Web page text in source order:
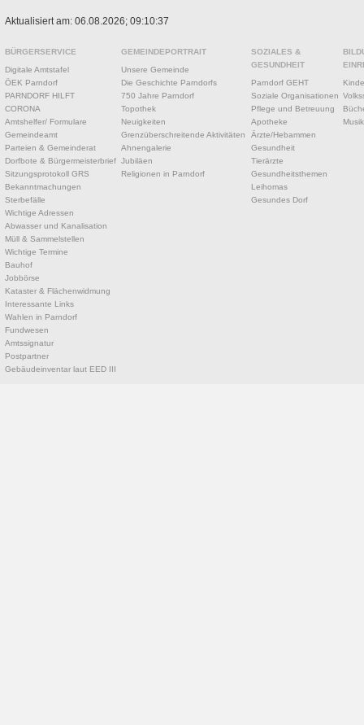
Aktualisiert am: 06.08.2026; 09:10:37
BÜRGERSERVICE
Digitale Amtstafel
ÖEK Parndorf
PARNDORF HILFT
CORONA
Amtshelfer/ Formulare
Gemeindeamt
Parteien & Gemeinderat
Dorfbote & Bürgermeisterbrief
Sitzungsprotokoll GRS
Bekanntmachungen
Sterbefälle
Wichtige Adressen
Abwasser und Kanalisation
Müll & Sammelstellen
Wichtige Termine
Bauhof
Jobbörse
Kataster & Flächenwidmung
Interessante Links
Wahlen in Parndorf
Fundwesen
Amtssignatur
Postpartner
Gebäudeinventar laut EED III
GEMEINDEPORTRAIT
Unsere Gemeinde
Die Geschichte Parndorfs
750 Jahre Parndorf
Topothek
Neuigkeiten
Grenzüberschreitende Aktivitäten
Ahnengalerie
Jubiläen
Religionen in Parndorf
SOZIALES &
GESUNDHEIT
Parndorf GEHT
Soziale Organisationen
Pflege und Betreuung
Apotheke
Ärzte/Hebammen
Gesundheit
Tierärzte
Gesundheitsthemen
Leihomas
Gesundes Dorf